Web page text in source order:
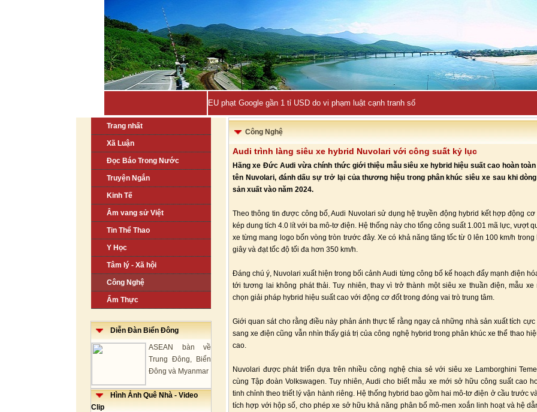
EU phạt Google gần 1 tỉ USD do vi phạm luật cạnh tranh số
Trang nhất
Xã Luận
Đọc Báo Trong Nước
Truyện Ngắn
Kinh Tế
Âm vang sử Việt
Tin Thể Thao
Y Học
Tâm lý - Xã hội
Công Nghệ
Ẩm Thực
Diễn Đàn Biển Đông
ASEAN bàn về
Trung Đông, Biển
Đông và Myanmar
Hình Ảnh Quê Nhà - Video
Clip
Công Nghệ
Audi trình làng siêu xe hybrid Nuvolari với công suất kỷ lục
Hãng xe Đức Audi vừa chính thức giới thiệu mẫu siêu xe hybrid hiệu suất cao hoàn
tên Nuvolari, đánh dấu sự trở lại của thương hiệu trong phân khúc siêu xe sau khi
sản xuất vào năm 2024.
Theo thông tin được công bố, Audi Nuvolari sử dụng hệ truyền động hybrid kết hợp động cơ
kép dung tích 4.0 lít với ba mô-tơ điện. Hệ thống này cho tổng công suất 1.001 mã lực, vượt
xe từng mang logo bốn vòng tròn trước đây. Xe có khả năng tăng tốc từ 0 lên 100 km/h trong
giây và đạt tốc độ tối đa hơn 350 km/h.
Đáng chú ý, Nuvolari xuất hiện trong bối cảnh Audi từng công bố kế hoạch đẩy mạnh điện
tới tương lai không phát thải. Tuy nhiên, thay vì trở thành một siêu xe thuần điện, mẫu
chọn giải pháp hybrid hiệu suất cao với động cơ đốt trong đóng vai trò trung tâm.
Giới quan sát cho rằng điều này phản ánh thực tế rằng ngay cả những nhà sản xuất tích cực
sang xe điện cũng vẫn nhìn thấy giá trị của công nghệ hybrid trong phân khúc xe thể thao
cao.
Nuvolari được phát triển dựa trên nhiều công nghệ chia sẻ với siêu xe Lamborghini
cùng Tập đoàn Volkswagen. Tuy nhiên, Audi cho biết mẫu xe mới sở hữu công suất cao
tinh chỉnh theo triết lý vận hành riêng. Hệ thống hybrid bao gồm hai mô-tơ điện ở cầu trước
tích hợp với hộp số, cho phép xe sở hữu khả năng phân bổ mô-men xoắn linh hoạt và hệ